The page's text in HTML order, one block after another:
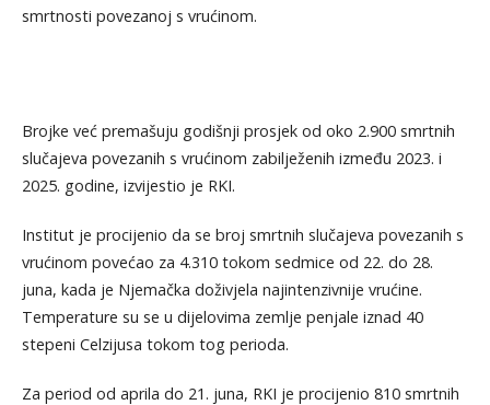
smrtnosti povezanoj s vrućinom.
Brojke već premašuju godišnji prosjek od oko 2.900 smrtnih
slučajeva povezanih s vrućinom zabilježenih između 2023. i
2025. godine, izvijestio je RKI.
Institut je procijenio da se broj smrtnih slučajeva povezanih s
vrućinom povećao za 4.310 tokom sedmice od 22. do 28.
juna, kada je Njemačka doživjela najintenzivnije vrućine.
Temperature su se u dijelovima zemlje penjale iznad 40
stepeni Celzijusa tokom tog perioda.
Za period od aprila do 21. juna, RKI je procijenio 810 smrtnih